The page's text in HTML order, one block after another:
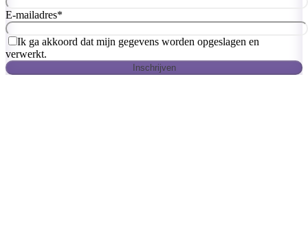
E-mailadres*
Ik ga akkoord dat mijn gegevens worden opgeslagen en
verwerkt.
Inschrijven